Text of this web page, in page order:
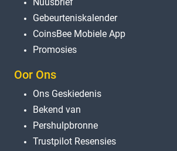
Gebeurteniskalender
CoinsBee Mobiele App
Promosies
Oor Ons
Ons Geskiedenis
Bekend van
Pershulpbronne
Trustpilot Resensies